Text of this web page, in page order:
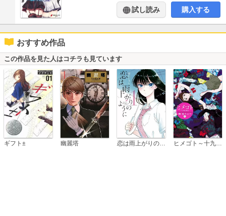
試し読み 購入する
おすすめ作品
この作品を見た人はコチラも見ています
ギフト± 幽麗塔 ヒメゴト～十九歳の制服～